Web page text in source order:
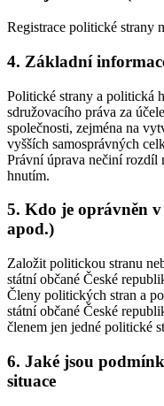
Registrace politické strany
4. Základní
Politické strany a politická
sdružovacího práva za
společnosti, zejména na
vyšších samosprávných
Právní úprava nečiní
hnutím.
5. Kdo je oprávněn
apod.)
Založit politickou stranu
státní občané České
Členy politických stran a
státní občané České
členem jen jedné politické
6. Jaké jsou
situace